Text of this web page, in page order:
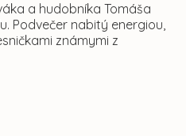
a hudobníka Tomáša
Podvečer nabitý energiou,
známymi z